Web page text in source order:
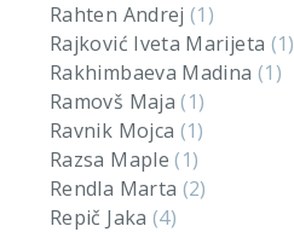
Rahten Andrej(1)
Rajković Iveta Marijeta (1)
Rakhimbaeva Madina (1)
Ramovš Maja(1)
Ravnik Mojca (1)
Razsa Maple(1)
Rendla Marta (2)
Repič Jaka (4)